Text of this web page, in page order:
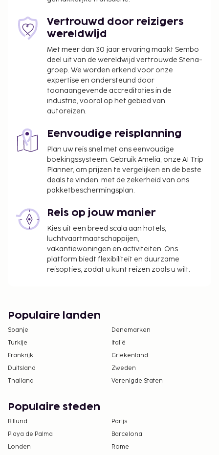
Dagelijks kun je tegen betaling genieten van een
lekker ontbijt voor onderweg, dat geserveerd wordt
van 05.30 uur tot 11.00 uur.
Toeslag voor het ontbijt voor onderweg: ca.
SEK 95 per persoon
Toeslag voor huisdieren: SEK 300 per huisdier
(varieert op basis van verblijfsduur)
Assistentiedieren zijn vrijgesteld van toeslagen
Deze lijst is mogelijk niet volledig. Toeslagen en
wijzigen.
Maximaal 2 kinderen t/m 7 jaar oud kunnen
gratis verblijven wanneer zij in dezelfde kamer
als hun ouders of voogd slapen en het
aanwezige beddengoed gebruiken.
Huisdieren zijn alleen in specifieke kamers
gelden (toeslagen zijn van toepassing, meer
info vind je in de sectie Toeslagen). Je kunt na
overleg met de accommodatie huisdieren
meenemen. De contactgegevens van de
accommodatie vind je in de
boekingsbevestiging.
Contactloos uitchecken is mogelijk.
Vertrouwd door reizigers
wereldwijd
Met meer dan 30 jaar ervaring maakt Sembo
deel uit van de wereldwijd vertrouwde Stena-
groep. We worden erkend voor onze
expertise en ondersteund door
toonaangevende accreditaties in de
industrie, vooral op het gebied van
autoreizen.
Eenvoudige reisplanning
Plan uw reis snel met ons eenvoudige
boekingssysteem. Gebruik Amelia, onze AI Trip
Planner, om prijzen te vergelijken en de beste
deals te vinden, met de zekerheid van ons
pakketbeschermingsplan.
Reis op jouw manier
Kies uit een breed scala aan hotels,
luchtvaartmaatschappijen,
vakantiewoningen en activiteiten. Ons
platform biedt flexibiliteit en duurzame
reisopties, zodat u kunt reizen zoals u wilt.
Populaire landen
Spanje
Denemarken
Turkije
Italië
Frankrijk
Griekenland
Duitsland
Zweden
Thailand
Verenigde Staten
Populaire steden
Billund
Parijs
Playa de Palma
Barcelona
Londen
Rome